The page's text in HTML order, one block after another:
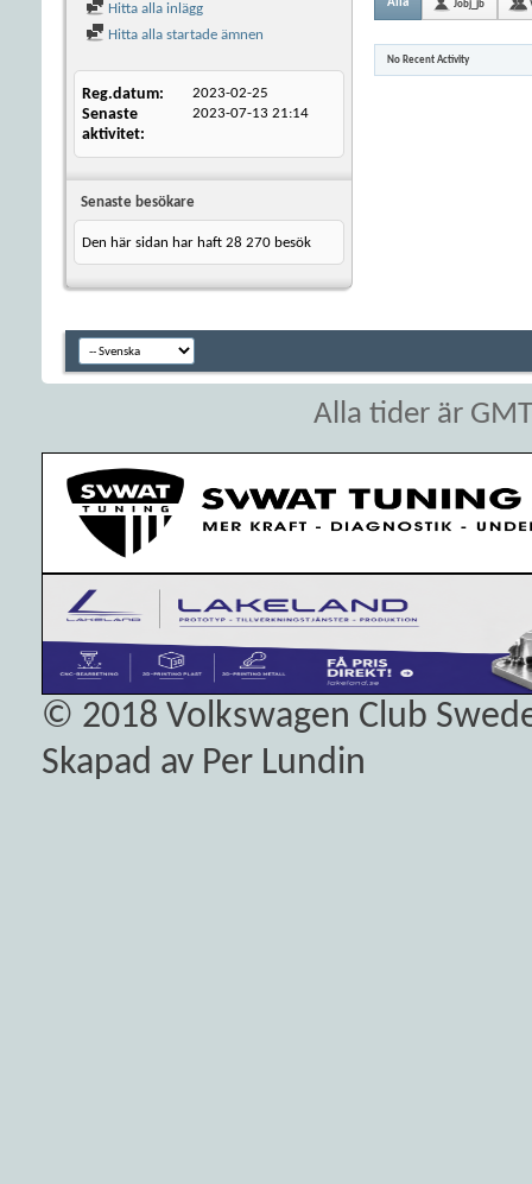
Hitta alla inlägg
Hitta alla startade ämnen
Reg.datum 2023-02-25
Senaste
aktivitet
2023-07-13 21:14
Senaste besökare
Den här sidan har haft 28 270 besök
Alla Jobj_jb
No Recent Activity
Alla tider är
© 2018 Volkswagen Club
Skapad av Per Lundin